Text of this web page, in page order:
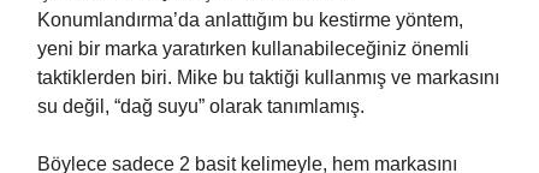
Konumlandırma’da anlattığım bu kestirme yöntem,
yeni bir marka yaratırken kullanabileceğiniz önemli
taktiklerden biri. Mike bu taktiği kullanmış ve markasını
su değil, “dağ suyu” olarak tanımlamış.
Böylece sadece 2 basit kelimeyle, hem markasını